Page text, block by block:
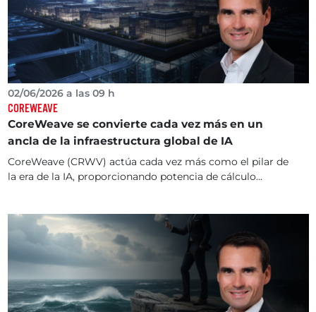
02/06/2026 a las 09 h
COREWEAVE
CoreWeave se convierte cada vez más en un
ancla de la infraestructura global de IA
CoreWeave (CRWV) actúa cada vez más como el pilar de
la era de la IA, proporcionando potencia de cálculo...